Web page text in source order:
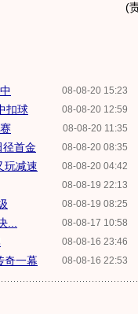
(
08-08-20 15:23
08-08-20 12:59
扣球
08-08-20 11:35
08-08-20 08:35
首金
08-08-20 04:42
玩减速
08-08-19 22:13
08-08-19 08:25
08-08-17 10:58
...
08-08-16 23:46
08-08-16 22:53
奇一幕